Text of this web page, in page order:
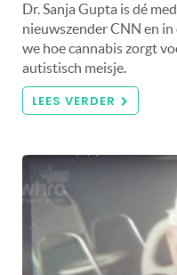
Dr. Sanja Gupta is dé
nieuwszender CNN en
we hoe cannabis zorgt
autistisch meisje.
LEES VERDER